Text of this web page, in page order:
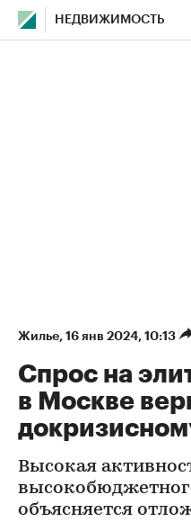
НЕДВИЖИМОСТЬ
Жилье⁠, 16 янв 2024, 10:13
Спрос на
в Москве
Высокая
объясняется